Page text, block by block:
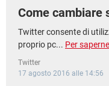
Come cambiare
Twitter consente di
proprio pc... Per
Twitter
17 agosto 2016 alle 14:56